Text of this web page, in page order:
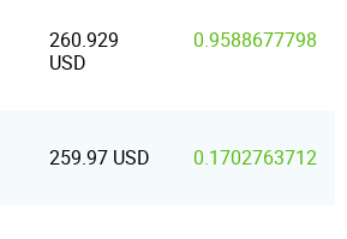
260.929
USD
0.9588677798
259.97 USD 0.1702763712